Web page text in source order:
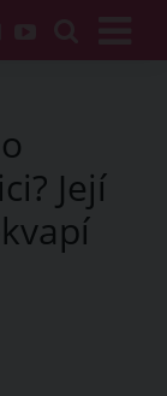
Její